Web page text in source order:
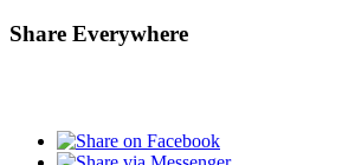
Share Everywhere